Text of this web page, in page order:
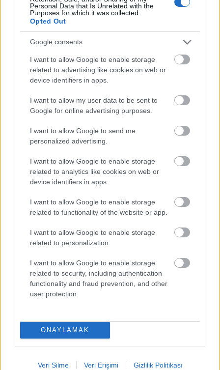
Personal Data that Is Unrelated with the
Purposes for which it was collected.
Opted Out
Google consents
I want to allow Google to enable storage
related to advertising like cookies on web or
device identifiers in apps.
I want to allow my user data to be sent to
Google for online advertising purposes.
I want to allow Google to send me
personalized advertising.
I want to allow Google to enable storage
related to analytics like cookies on web or
device identifiers in apps.
I want to allow Google to enable storage
related to functionality of the website or app.
I want to allow Google to enable storage
related to personalization.
I want to allow Google to enable storage
related to security, including authentication
functionality and fraud prevention, and other
user protection.
ONAYLAMAK
Veri Silme Veri Erişimi Gizlilik Politikası
Sıradışı Adaylar – 9. Hafta: ligin en çok hücuma katkı veren
beklerinden biri!
10/13/2021 YazarSefa Çayırlı |
Ayrıca en çok kilit pas veren ve orta yapan beklerinden biri. Duran
topların da başına geçiyor.